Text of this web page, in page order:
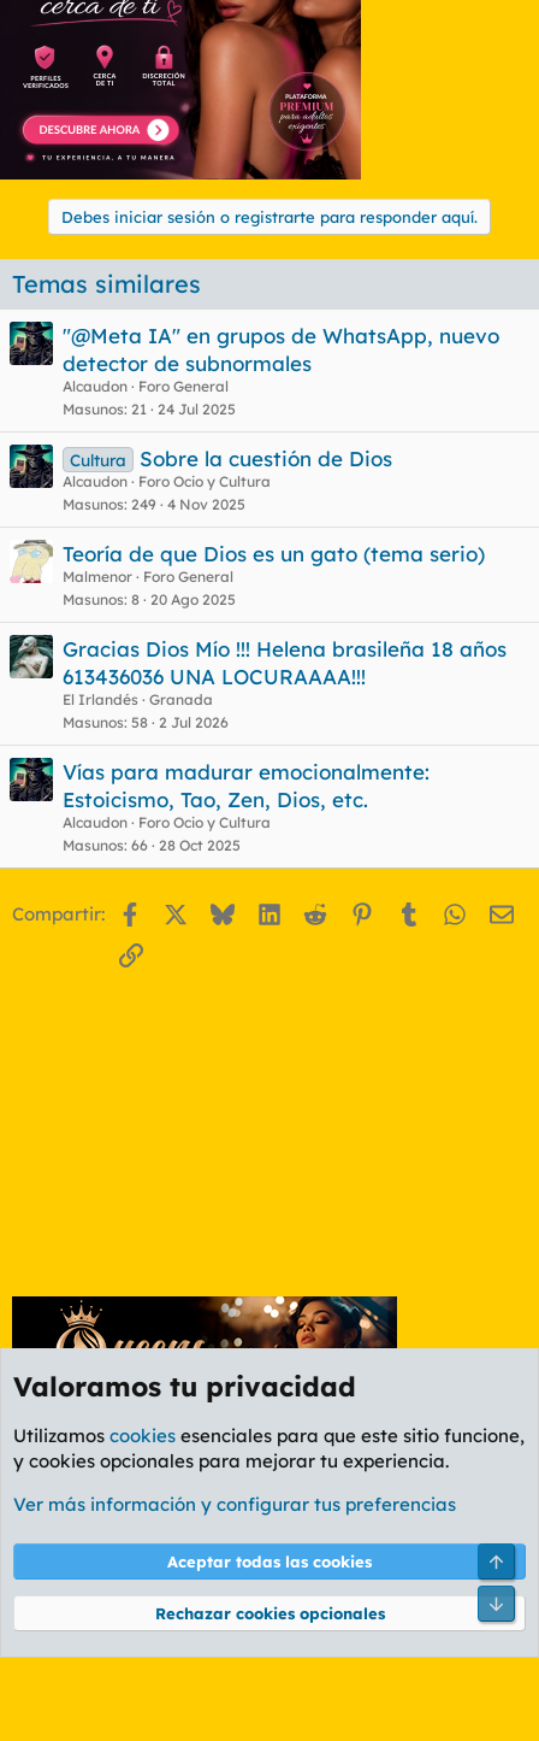
Debes iniciar sesión o registrarte para responder aquí.
Temas similares
"@Meta IA" en grupos de WhatsApp, nuevo
detector de subnormales
Alcaudon
Foro General
Masunos 21 24 Jul 2025
Cultura Sobre la cuestión de Dios
Alcaudon
Foro Ocio y Cultura
Masunos 249 4 Nov 2025
Teoría de que Dios es un gato (tema serio)
Malmenor
Foro General
Masunos 8 20 Ago 2025
Gracias Dios Mío !!! Helena brasileña 18 años
613436036 UNA LOCURAAAA!!!
El Irlandés Granada
Masunos 58 2 Jul 2026
Vías para madurar emocionalmente:
Estoicismo, Tao, Zen, Dios, etc.
Alcaudon
Foro Ocio y Cultura
Masunos 66 28 Oct 2025
Compartir: Facebook BlueskyLinkedIn
Reddit Pinterest
Tumblr
Enlace
Foro General
Cookies
PL OLDSTYLE AMARILLO
Términos y reglas Política de privacidad Ayuda
Community platform by XenForo® © 2010-2026 XenForo Ltd.
Valoramos tu privacidad
Utilizamos cookies esenciales para que este sitio funcione,
y cookies opcionales para mejorar tu experiencia.
Ver más información y configurar tus preferencias
Aceptar todas las cookies
Rechazar cookies opcionales
Pie